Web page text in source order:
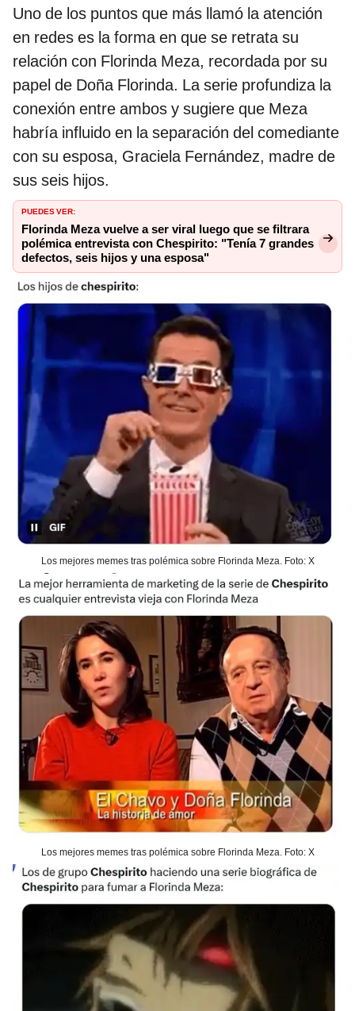
Uno de los puntos que más llamó la atención
en redes es la forma en que se retrata su
relación con Florinda Meza, recordada por su
papel de Doña Florinda. La serie profundiza la
conexión entre ambos y sugiere que Meza
habría influido en la separación del comediante
con su esposa, Graciela Fernández, madre de
sus seis hijos.
PUEDES VER:
Florinda Meza vuelve a ser viral luego que se filtrara
polémica entrevista con Chespirito: "Tenía 7 grandes
defectos, seis hijos y una esposa"
Los mejores memes tras polémica sobre Florinda Meza. Foto: X
Los mejores memes tras polémica sobre Florinda Meza. Foto: X